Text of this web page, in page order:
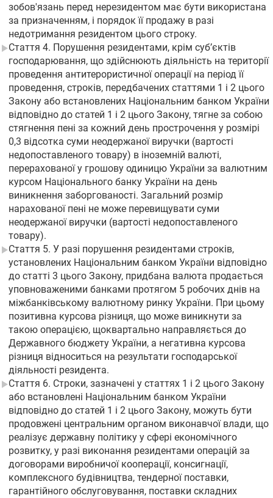
зобов'язань перед нерезидентом має бути використана
за призначенням, і порядок її продажу в разі
недотримання резидентом цього строку.
Стаття 4. Порушення резидентами, крім суб’єктів
господарювання, що здійснюють діяльність на території
проведення антитерористичної операції на період її
проведення, строків, передбачених статтями 1 і 2 цього
Закону або встановлених Національним банком України
відповідно до статей 1 і 2 цього Закону, тягне за собою
стягнення пені за кожний день прострочення у розмірі
0,3 відсотка суми неодержаної виручки (вартості
недопоставленого товару) в іноземній валюті,
перерахованої у грошову одиницю України за валютним
курсом Національного банку України на день
виникнення заборгованості. Загальний розмір
нарахованої пені не може перевищувати суми
неодержаної виручки (вартості недопоставленого
товару).
Стаття 5. У разі порушення резидентами строків,
установлених Національним банком України відповідно
до статті 3 цього Закону, придбана валюта продається
уповноваженими банками протягом 5 робочих днів на
міжбанківському валютному ринку України. При цьому
позитивна курсова різниця, що може виникнути за
такою операцією, щоквартально направляється до
Державного бюджету України, а негативна курсова
різниця відноситься на результати господарської
діяльності резидента.
Стаття 6. Строки, зазначені у статтях 1 і 2 цього Закону
або встановлені Національним банком України
відповідно до статей 1 і 2 цього Закону, можуть бути
продовжені центральним органом виконавчої влади, що
реалізує державну політику у сфері економічного
розвитку, у разі виконання резидентами операцій за
договорами виробничої кооперації, консигнації,
комплексного будівництва, тендерної поставки,
гарантійного обслуговування, поставки складних